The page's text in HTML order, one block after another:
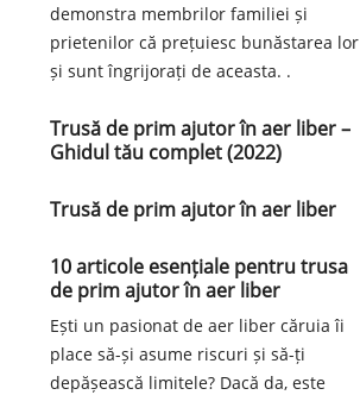
demonstra membrilor familiei și
prietenilor că prețuiesc bunăstarea lor
și sunt îngrijorați de aceasta. .
Trusă de prim ajutor în aer liber –
Ghidul tău complet (2022)
Trusă de prim ajutor în aer liber
10 articole esențiale pentru trusa
de prim ajutor în aer liber
Ești un pasionat de aer liber căruia îi
place să-și asume riscuri și să-ți
depășească limitele? Dacă da, este